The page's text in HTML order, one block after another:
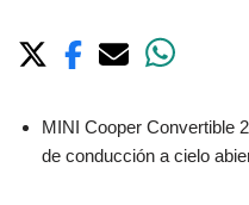
MINI Cooper Convertible
de conducción a cielo